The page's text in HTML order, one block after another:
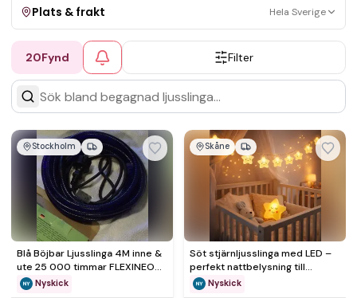
Plats & frakt Hela Sverige
Visa allt Kan skickas Upphämtning
20Fynd Filter
Stockholm
Blå Böjbar Ljusslinga 4M inne &
ute 25 000 timmar FLEXINEON
Mysig JUL stämning
Nyskick
Skåne
Söt stjärnljusslinga med LED –
perfekt nattbelysning till
barnrum
Nyskick